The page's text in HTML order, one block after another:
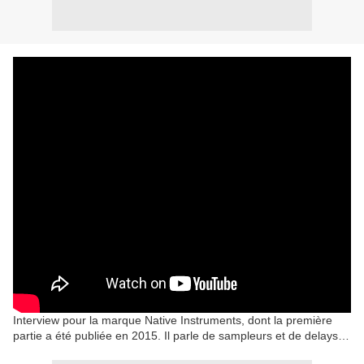
Interview pour la marque Native Instruments, dont la première
partie a été publiée en 2015. Il parle de sampleurs et de delays…